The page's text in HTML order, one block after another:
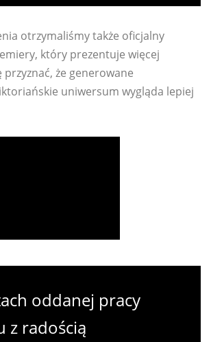
otrzymaliśmy także oficjalny
który prezentuje więcej
przyznać, że generowane
uniwersum wygląda lepiej
oddanej pracy
z radością